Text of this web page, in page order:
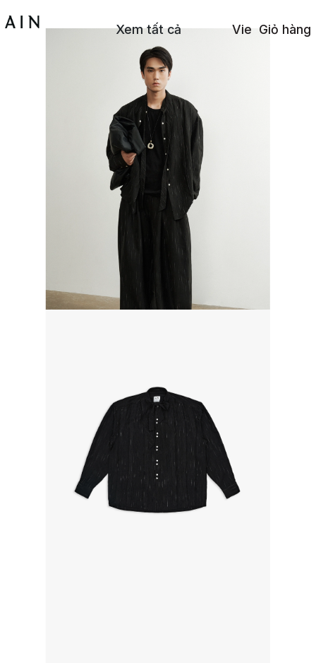
Xem tất cả Vie Giỏ hàng